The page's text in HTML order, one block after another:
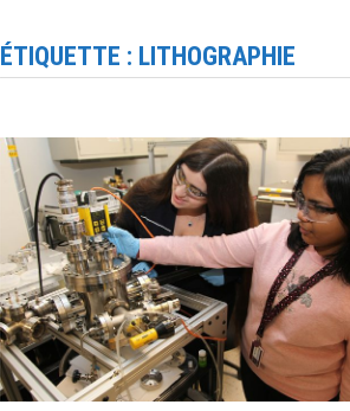
ÉTIQUETTE : LITHOGRAPHIE